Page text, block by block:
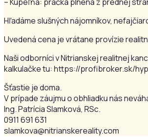
Hľadáme slušných nájomníkov,
Uvedená cena je vrátane provízie
Naši odborníci v Nitrianskej realitnej
kalkulačke tu: https://profibroker.sk/
Šťastie je doma.
V prípade záujmu o obhliadku nás
Ing. Patrícia Slamková, RSc.
0911 691 631
slamkova@nitrianskereality.com